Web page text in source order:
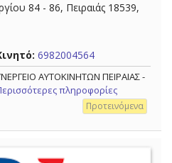
84 - 86, Πειραιάς 18539,
6982004564
ΑΥΤΟΚΙΝΗΤΩΝ ΠΕΙΡΑΙΑΣ -
πληροφορίες
Προτεινόμενα